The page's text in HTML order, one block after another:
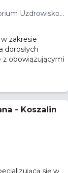
Uzdrowisko
dorosłych
obowiązującymi
- Koszalin
się w